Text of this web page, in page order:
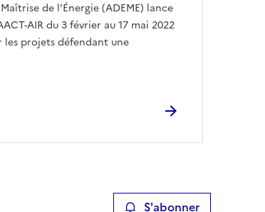
de l’Énergie (ADEME) lance
AIR du 3 février au 17 mai 2022
les projets défendant une
S'abonner